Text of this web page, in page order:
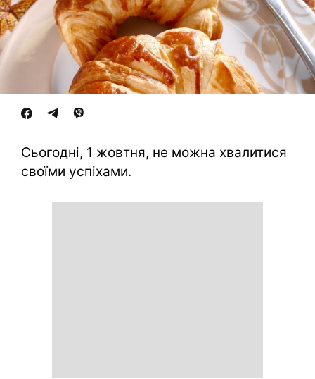
Сьогодні, 1 жовтня, не можна хвалитися
своїми успіхами.